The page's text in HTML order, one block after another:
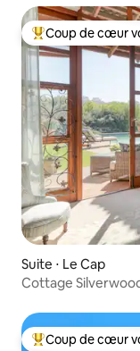
Coups de cœur
Coup de cœur
Suite ⋅ Le Cap
Cottage
Coups de cœur
Coup de cœur